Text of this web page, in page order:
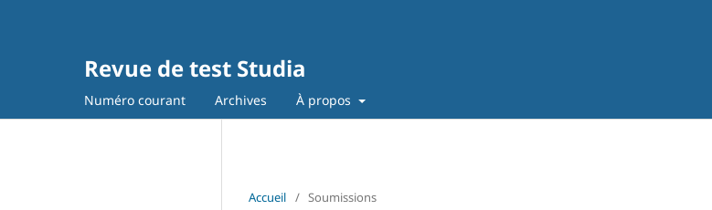
Revue de test Studia
Numéro courant Archives À propos
Accueil / Soumissions